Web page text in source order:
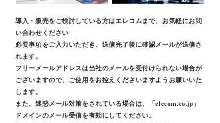
導入・販売をご検討している方はエレコムまで、お気軽にお問
い合わせください
必要事項をご入力いただき、送信完了後に確認メールが送信さ
れます。
フリーメールアドレスは当社のメールを受付けられない場合が
ございますので、ご使用をお控えくださいますようお願いいた
します。
また、迷惑メール対策をされている場合は、「elecom.co.jp」
ドメインのメール受信を有効にしてください。